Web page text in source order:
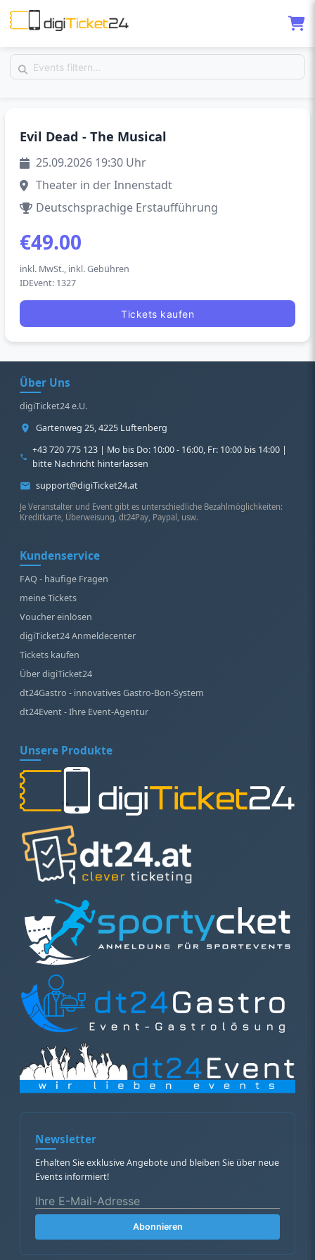
Evil Dead - The Musical
25.09.2026 19:30 Uhr
Theater in der Innenstadt
Deutschsprachige Erstaufführung
€49.00
inkl. MwSt., inkl. Gebühren
IDEvent: 1327
Tickets kaufen
Über Uns
digiTicket24 e.U.
Gartenweg 25, 4225 Luftenberg
+43 720 775 123 | Mo bis Do: 10:00 - 16:00, Fr: 10:00 bis 14:00 |
bitte Nachricht hinterlassen
support@digiTicket24.at
Je Veranstalter und Event gibt es unterschiedliche Bezahlmöglichkeiten:
Kreditkarte, Überweisung, dt24Pay, Paypal, usw.
Kundenservice
FAQ - häufige Fragen
meine Tickets
Voucher einlösen
digiTicket24 Anmeldecenter
Tickets kaufen
Über digiTicket24
dt24Gastro - innovatives Gastro-Bon-System
dt24Event - Ihre Event-Agentur
Unsere Produkte
Newsletter
Erhalten Sie exklusive Angebote und bleiben Sie über neue
Events informiert!
Abonnieren